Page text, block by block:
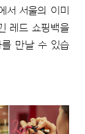
서 서울의 이미
레드 쇼핑백을
를 만날 수 있습